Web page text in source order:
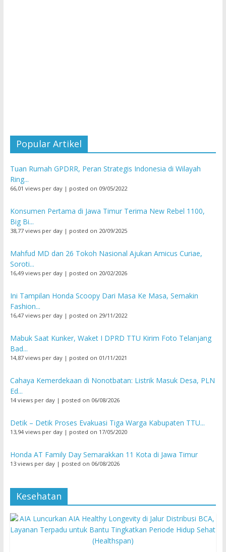
Popular Artikel
Tuan Rumah GPDRR, Peran Strategis Indonesia di Wilayah
Ring...
66,01 views per day| posted on 09/05/2022
Konsumen Pertama di Jawa Timur Terima New Rebel 1100,
Big Bi...
38,77 views per day| posted on 20/09/2025
Mahfud MD dan 26 Tokoh Nasional Ajukan Amicus Curiae,
Soroti...
16,49 views per day| posted on 20/02/2026
Ini Tampilan Honda Scoopy Dari Masa Ke Masa, Semakin
Fashion...
16,47 views per day| posted on 29/11/2022
Mabuk Saat Kunker, Waket I DPRD TTU Kirim Foto Telanjang
Bad...
14,87 views per day| posted on 01/11/2021
Cahaya Kemerdekaan di Nonotbatan: Listrik Masuk Desa, PLN
Ed...
14 views per day| posted on 06/08/2026
Detik – Detik Proses Evakuasi Tiga Warga Kabupaten TTU...
13,94 views per day| posted on 17/05/2020
Honda AT Family Day Semarakkan 11 Kota di Jawa Timur
13 views per day| posted on 06/08/2026
Kesehatan